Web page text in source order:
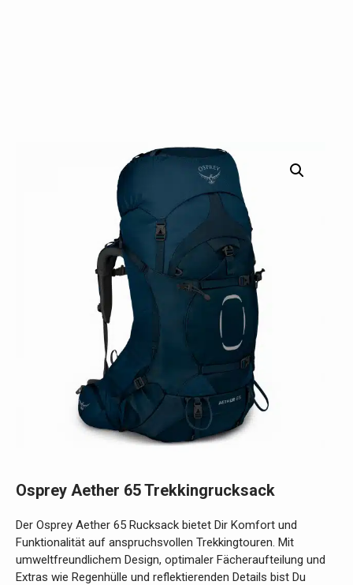
Osprey Aether 65 Trekkingrucksack
Der Osprey Aether 65 Rucksack bietet Dir Komfort und
Funktionalität auf anspruchsvollen Trekkingtouren. Mit
umweltfreundlichem Design, optimaler Fächeraufteilung und
Extras wie Regenhülle und reflektierenden Details bist Du